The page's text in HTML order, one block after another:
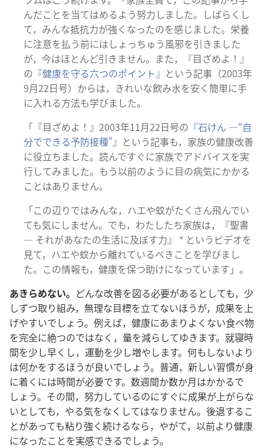
んだことを当てはめるよう努力しました。しばらくし
て，みんな抵抗力が強くなったのを感じました。栄養
に注意を払う前にはしょっちゅう風邪を引きました
が，今はほとんど引きません。また，『目ざめよ！』
の 『健康を守る六つのポイント』 という記事（2003年
9月22日号）からは，きれいな飲み水を安く簡単に手
に入れる方法も学びました。
「『目ざめよ！』2003年11月22日号の 『石けん ―“自
分でできる予防接種”』 という記事も，家族の健康改善
に役立ちました。読んですぐに家族でアドバイスを実
行してみました。もう以前のように目の病気にかかる
ことはありません。
「この辺りではみんな，ハエや蚊がたくさん飛んでい
ても気にしません。でも，わたしたち家族は，『聖書
― それがあなたの生活に及ぼす力』
* というビデオを
見て，ハエや蚊から離れているべきことを学びまし
た。この情報も，健康を保つ助けになっています」。
あきらめない。 どんな改善を図る必要があるとしても，少
しずつ取り組み，無理な目標を立てないほうが，成果を上
げやすいでしょう。例えば，健康にあまりよくない食べ物
を完全に絶つのではなく，量を減らしてゆきます。就寝時
間を少し早くし，運動を少し増やします。何もしないより
は何かをするほうが良いでしょう。普通，新しい習慣が身
に着くには時間が必要です。数週間か数か月はかかるで
しょう。その間，努力しているのにすぐに成果が上がらな
いとしても，やる気をなくしてはなりません。後退するこ
とがあっても粘り強く続けるなら，やがて，以前より健康
になったことを実感できるでしょう。